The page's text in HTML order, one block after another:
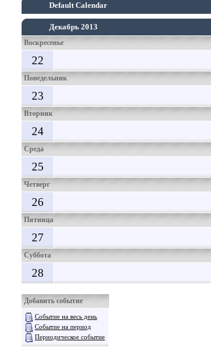
Default Calendar
Декабрь 2013
Воскресенье
22
Понедельник
23
Вторник
24
Среда
25
Четверг
26
Пятница
27
Суббота
28
Добавить событие
Событие на весь день
Событие на период
Периодическое событие